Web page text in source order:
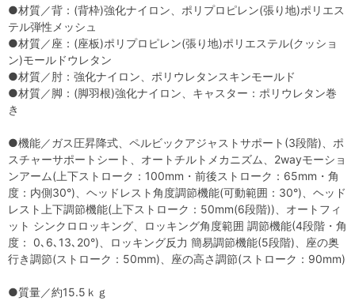
●材質／背：(背枠)強化ナイロン、ポリプロピレン(張り地)ポリエス
テル弾性メッシュ
●材質／座：(座板)ポリプロピレン(張り地)ポリエステル(クッショ
ン)モールドウレタン
●材質／肘：強化ナイロン、ポリウレタンスキンモールド
●材質／脚：(脚羽根)強化ナイロン、キャスター：ポリウレタン巻
き
●機能／ガス圧昇降式、ペルビックアジャストサポート(3段階)、ポ
スチャーサポートシート、オートチルトメカニズム、2wayモーショ
ンアーム(上下ストローク：100mm・前後ストローク：65mm・角
度：内側30°)、ヘッドレスト角度調節機能(可動範囲：30°)、ヘッド
レスト上下調節機能(上下ストローク：50mm(6段階))、オートフィ
ット シンクロロッキング、ロッキング角度範囲 調節機能(4段階・角
度： 0､6､13､20°)、ロッキング反力 簡易調節機能(5段階)、座の奥
行き調節(ストローク：50mm)、座の高さ調節(ストローク：90mm)
●質量／約15.5ｋｇ